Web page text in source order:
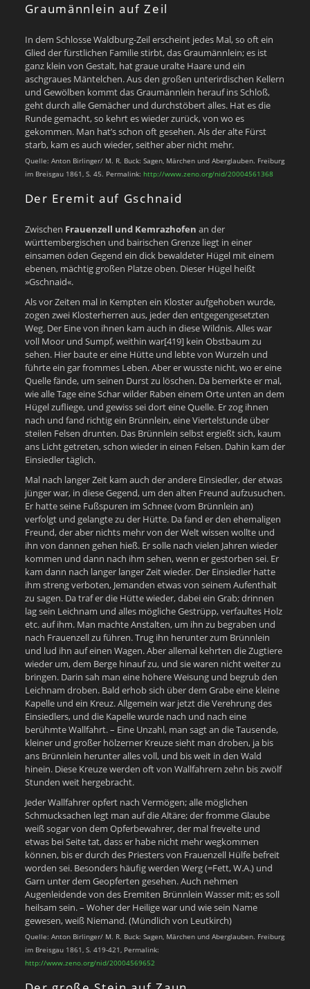
Graumännlein auf Zeil
In dem Schlosse Waldburg-Zeil erscheint jedes Mal, so oft ein
Glied der fürstlichen Familie stirbt, das Graumännlein; es ist
ganz klein von Gestalt, hat graue uralte Haare und ein
aschgraues Mäntelchen. Aus den großen unterirdischen Kellern
und Gewölben kommt das Graumännlein herauf ins Schloß,
geht durch alle Gemächer und durchstöbert alles. Hat es die
Runde gemacht, so kehrt es wieder zurück, von wo es
gekommen. Man hat’s schon oft gesehen. Als der alte Fürst
starb, kam es auch wieder, seither aber nicht mehr.
Quelle: Anton Birlinger/ M. R. Buck: Sagen, Märchen und Aberglauben. Freiburg
im Breisgau 1861, S. 45. Permalink: http://www.zeno.org/nid/20004561368
Der Eremit auf Gschnaid
Zwischen Frauenzell und Kemrazhofen an der
württembergischen und bairischen Grenze liegt in einer
einsamen öden Gegend ein dick bewaldeter Hügel mit einem
ebenen, mächtig großen Platze oben. Dieser Hügel heißt
»Gschnaid«.
Als vor Zeiten mal in Kempten ein Kloster aufgehoben wurde,
zogen zwei Klosterherren aus, jeder den entgegengesetzten
Weg. Der Eine von ihnen kam auch in diese Wildnis. Alles war
voll Moor und Sumpf, weithin war[419] kein Obstbaum zu
sehen. Hier baute er eine Hütte und lebte von Wurzeln und
führte ein gar frommes Leben. Aber er wusste nicht, wo er eine
Quelle fände, um seinen Durst zu löschen. Da bemerkte er mal,
wie alle Tage eine Schar wilder Raben einem Orte unten an dem
Hügel zufliege, und gewiss sei dort eine Quelle. Er zog ihnen
nach und fand richtig ein Brünnlein, eine Viertelstunde über
steilen Felsen drunten. Das Brünnlein selbst ergießt sich, kaum
ans Licht getreten, schon wieder in einen Felsen. Dahin kam der
Einsiedler täglich.
Mal nach langer Zeit kam auch der andere Einsiedler, der etwas
jünger war, in diese Gegend, um den alten Freund aufzusuchen.
Er hatte seine Fußspuren im Schnee (vom Brünnlein an)
verfolgt und gelangte zu der Hütte. Da fand er den ehemaligen
Freund, der aber nichts mehr von der Welt wissen wollte und
ihn von dannen gehen hieß. Er solle nach vielen Jahren wieder
kommen und dann nach ihm sehen, wenn er gestorben sei. Er
kam dann nach langer langer Zeit wieder. Der Einsiedler hatte
ihm streng verboten, Jemanden etwas von seinem Aufenthalt
zu sagen. Da traf er die Hütte wieder, dabei ein Grab; drinnen
lag sein Leichnam und alles mögliche Gestrüpp, verfaultes Holz
etc. auf ihm. Man machte Anstalten, um ihn zu begraben und
nach Frauenzell zu führen. Trug ihn herunter zum Brünnlein
und lud ihn auf einen Wagen. Aber allemal kehrten die Zugtiere
wieder um, dem Berge hinauf zu, und sie waren nicht weiter zu
bringen. Darin sah man eine höhere Weisung und begrub den
Leichnam droben. Bald erhob sich über dem Grabe eine kleine
Kapelle und ein Kreuz. Allgemein war jetzt die Verehrung des
Einsiedlers, und die Kapelle wurde nach und nach eine
berühmte Wallfahrt. – Eine Unzahl, man sagt an die Tausende,
kleiner und großer hölzerner Kreuze sieht man droben, ja bis
ans Brünnlein herunter alles voll, und bis weit in den Wald
hinein. Diese Kreuze werden oft von Wallfahrern zehn bis zwölf
Stunden weit hergebracht.
Jeder Wallfahrer opfert nach Vermögen; alle möglichen
Schmucksachen legt man auf die Altäre; der fromme Glaube
weiß sogar von dem Opferbewahrer, der mal frevelte und
etwas bei Seite tat, dass er habe nicht mehr wegkommen
können, bis er durch des Priesters von Frauenzell Hülfe befreit
worden sei. Besonders häufig werden Werg (=Fett, W.A.) und
Garn unter dem Geopferten gesehen. Auch nehmen
Augenleidende von des Eremiten Brünnlein Wasser mit; es soll
heilsam sein. – Woher der Heilige war und wie sein Name
gewesen, weiß Niemand. (Mündlich von Leutkirch)
Quelle: Anton Birlinger/ M. R. Buck: Sagen, Märchen und Aberglauben. Freiburg
im Breisgau 1861, S. 419-421, Permalink:
http://www.zeno.org/nid/20004569652